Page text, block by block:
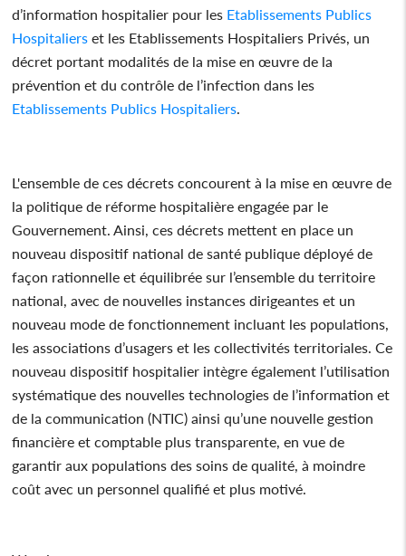
d’information hospitalier pour les Etablissements Publics
Hospitaliers et les Etablissements Hospitaliers Privés, un
décret portant modalités de la mise en œuvre de la
prévention et du contrôle de l’infection dans les
Etablissements Publics Hospitaliers
L'ensemble de ces décrets concourent à la mise en œuvre de
la politique de réforme hospitalière engagée par le
Gouvernement. Ainsi, ces décrets mettent en place un
nouveau dispositif national de santé publique déployé de
façon rationnelle et équilibrée sur l’ensemble du territoire
national, avec de nouvelles instances dirigeantes et un
nouveau mode de fonctionnement incluant les populations,
les associations d’usagers et les collectivités territoriales. Ce
nouveau dispositif hospitalier intègre également l’utilisation
systématique des nouvelles technologies de l’information et
de la communication (NTIC) ainsi qu’une nouvelle gestion
financière et comptable plus transparente, en vue de
garantir aux populations des soins de qualité, à moindre
coût avec un personnel qualifié et plus motivé.